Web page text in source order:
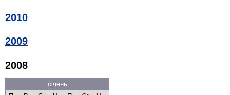
2010
2009
2008
січень